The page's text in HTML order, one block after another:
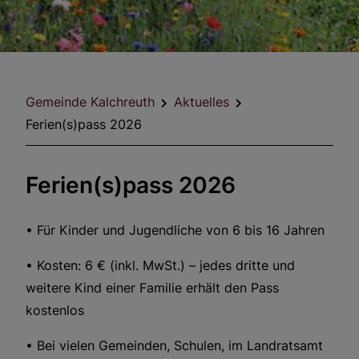
Gemeinde Kalchreuth
Aktuelles
Ferien(s)pass 2026
Ferien(s)pass 2026
• Für Kinder und Jugendliche von 6 bis 16 Jahren
• Kosten: 6 € (inkl. MwSt.) – jedes dritte und
weitere Kind einer Familie erhält den Pass
kostenlos
• Bei vielen Gemeinden, Schulen, im Landratsamt